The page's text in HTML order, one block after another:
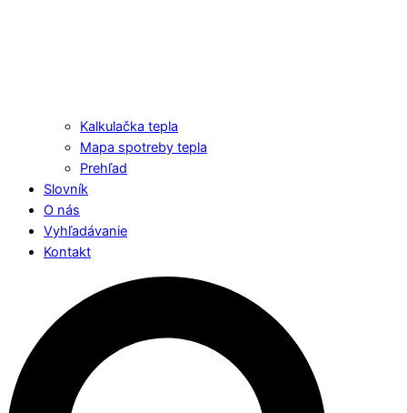
Kalkulačka tepla
Mapa spotreby tepla
Prehľad
Slovník
O nás
Vyhľadávanie
Kontakt